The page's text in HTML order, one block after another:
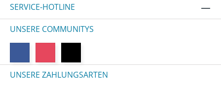
SERVICE-HOTLINE
UNSERE COMMUNITYS
UNSERE ZAHLUNGSARTEN